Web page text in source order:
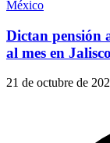
México
Dictan pensión
al mes en Jalisco
21 de octubre de